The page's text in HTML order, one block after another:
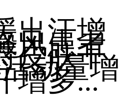
出汗增
风患者
皮肤干
动量增
增多...